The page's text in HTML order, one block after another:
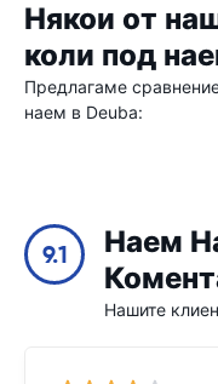
Някои от
коли под
Предлагаме
наем в Deuba:
9.1
Наем
Нашите